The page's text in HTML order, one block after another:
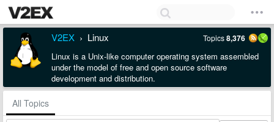
V2EX › Linux Topics8,376
Linux is a Unix-like computer operating system assembled
under the model of free and open source software
development and distribution.
All Topics